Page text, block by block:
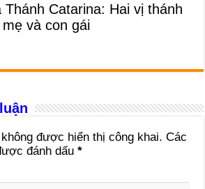
Thánh Catarina: Hai vị thánh
và con gái
được hiển thị công khai. Các
đánh dấu*